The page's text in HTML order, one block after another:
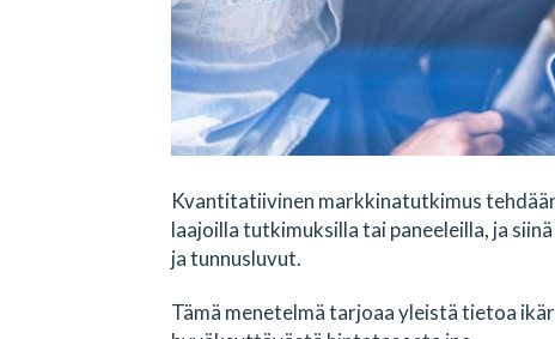
Kvantitatiivinen markkinatutkimus
laajoilla tutkimuksilla tai paneeleilla, ja
ja tunnusluvut.
Tämä menetelmä tarjoaa yleistä tietoa